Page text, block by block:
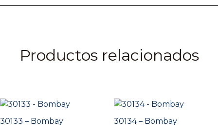
Productos relacionados
30133 – Bombay 30134 – Bombay